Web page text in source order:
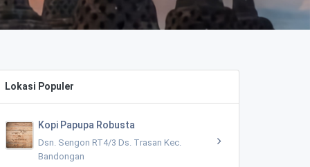
Lokasi Populer
Kopi Papupa Robusta
Dsn. Sengon RT4/3 Ds. Trasan Kec.
Bandongan